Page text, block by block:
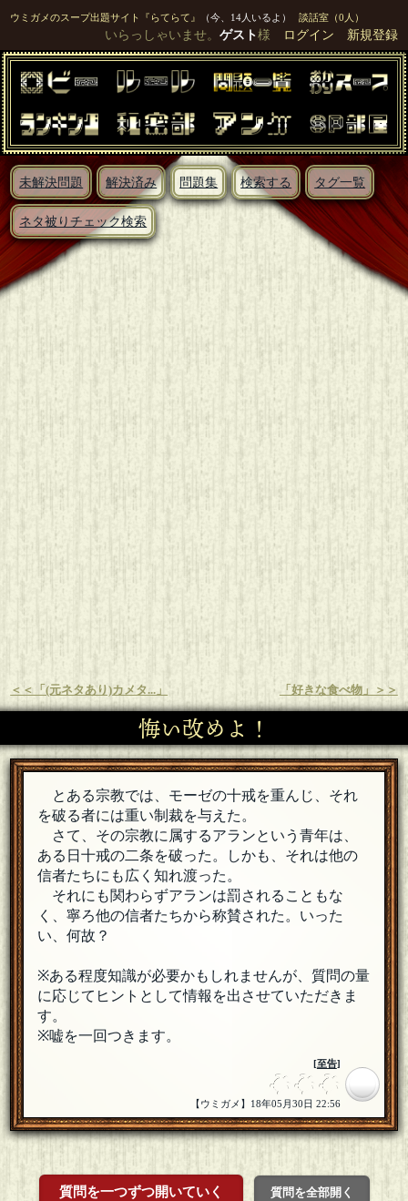
ウミガメのスープ出題サイト『らてらて』 （今、14人いるよ） 談話室（0人）
いらっしゃいませ。 ゲスト様 ログイン 新規登録
未解決問題 解決済み 問題集 検索する タグ一覧
ネタ被りチェック検索
＜＜「(元ネタあり)カメタ...」 「好きな食べ物」＞＞
悔い改めよ！
とある宗教では、モーゼの十戒を重んじ、それ
を破る者には重い制裁を与えた。
さて、その宗教に属するアランという青年は、
ある日十戒の二条を破った。しかも、それは他の
信者たちにも広く知れ渡った。
それにも関わらずアランは罰されることもな
く、寧ろ他の信者たちから称賛された。いった
い、何故？
※ある程度知識が必要かもしれませんが、質問の量
に応じてヒントとして情報を出させていただきま
す。
※嘘を一回つきます。
[至告]
【ウミガメ】18年05月30日 22:56
質問を一つずつ開いていく 質問を全部開く